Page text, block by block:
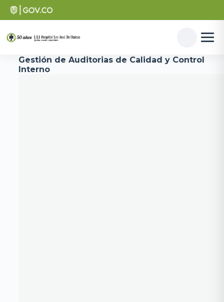
Gestión de Auditorias de Calidad y Control
Interno